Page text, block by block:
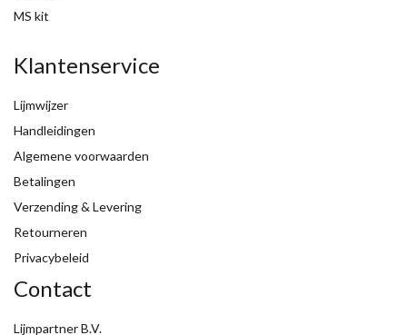
MS kit
Klantenservice
Lijmwijzer
Handleidingen
Algemene voorwaarden
Betalingen
Verzending & Levering
Retourneren
Privacybeleid
Contact
Lijmpartner B.V.